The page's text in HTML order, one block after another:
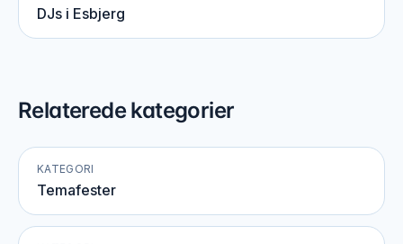
DJs i Esbjerg
Relaterede kategorier
KATEGORI
Temafester